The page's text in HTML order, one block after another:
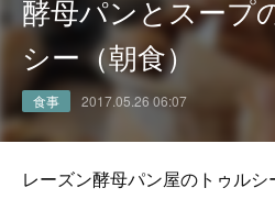
酵母パンとスー
シー（朝食）
食事 2017.05.26 06:07
レーズン酵母パン屋のトゥルシ